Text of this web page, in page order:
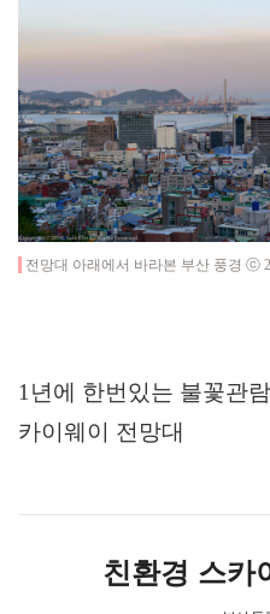
전망대 아래에서 바라본 부산 풍경 ⓒ
1년에 한번있는 불꽃관
카이웨이 전망대